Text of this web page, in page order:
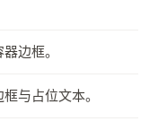
边框。
与占位文本。